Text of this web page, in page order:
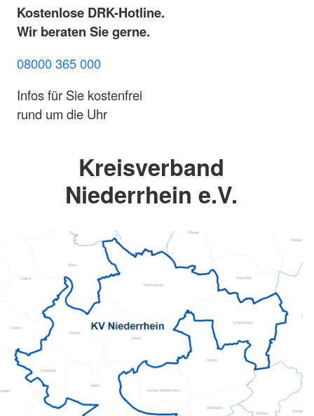
Kostenlose DRK-Hotline.
Wir beraten Sie gerne.
08000 365 000
Infos für Sie kostenfrei
rund um die Uhr
Kreisverband
Niederrhein e.V.